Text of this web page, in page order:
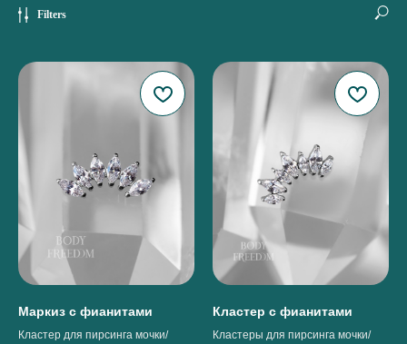
Filters
Маркиз с фианитами
Кластер для пирсинга мочки/
Кластер с фианитами
Кластеры для пирсинга мочки/